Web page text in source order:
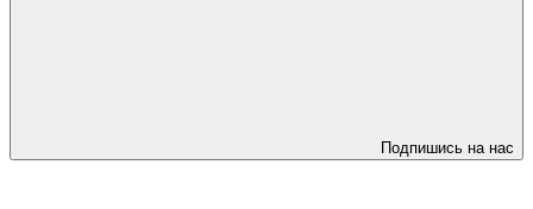
Подпишись на нас